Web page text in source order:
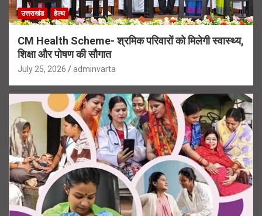
उत्तराखंड हेल्थ
CM Health Scheme- श्रमिक परिवारों को मिलेगी स्वास्थ्य,
शिक्षा और पोषण की सौगात
July 25, 2026 adminvarta